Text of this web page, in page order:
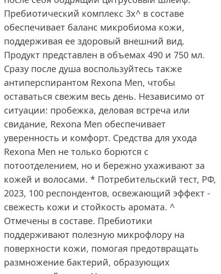
Пребиотический комплекс 3x^ в составе
обеспечивает баланс микробиома кожи,
поддерживая ее здоровый внешний вид.
Продукт представлен в объемах 490 и 750 мл.
Сразу после душа воспользуйтесь также
антиперспирантом Rexona Men, чтобы
оставаться свежим весь день. Независимо от
ситуации: пробежка, деловая встреча или
свидание, Rexona Men обеспечивает
уверенность и комфорт. Средства для ухода
Rexona Men не только борются с
потоотделением, но и бережно ухаживают за
кожей и волосами. * Потребительский тест, РФ,
2023, 100 респондентов, освежающий эффект -
свежесть кожи и стойкость аромата. ^
Отмечены в составе. Пребиотики
поддерживают полезную микрофлору на
поверхности кожи, помогая предотвращать
размножение бактерий, образующих